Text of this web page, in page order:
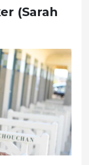
(Sarah